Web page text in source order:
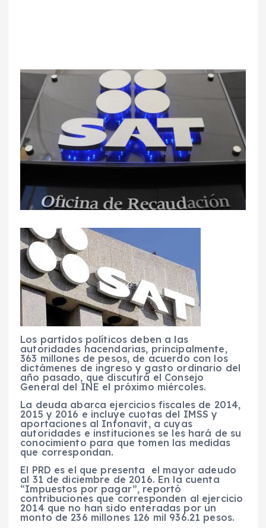
Los partidos políticos deben a las
autoridades hacendarias, principalmente,
363 millones de pesos, de acuerdo con los
dictámenes de ingreso y gasto ordinario del
año pasado, que discutirá el Consejo
General del INE el próximo miércoles.
La deuda abarca ejercicios fiscales de 2014,
2015 y 2016 e incluye cuotas del IMSS y
aportaciones al Infonavit, a cuyas
autoridades e instituciones se les hará de su
conocimiento para que tomen las medidas
que correspondan.
El PRD es el que presenta el mayor adeudo
al 31 de diciembre de 2016. En la cuenta
“Impuestos por pagar”, reportó
contribuciones que corresponden al ejercicio
2014 que no han sido enteradas por un
monto de 236 millones 126 mil 936.21 pesos.